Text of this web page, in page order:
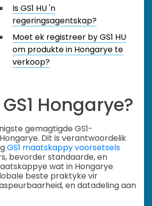
Is GS1 HU 'n
regeringsagentskap?
Moet ek registreer by GS1 HU
om produkte in Hongarye te
verkoop?
Hongarye?
gemagtigde GS1-
Dit is verantwoordelik
GS1 maatskappy voorsetsels
bevorder standaarde, en
wat in Hongarye
beste praktyke vir
en datadeling aan